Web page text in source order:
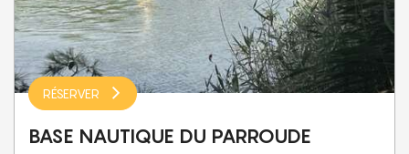
RÉSERVER
BASE NAUTIQUE DU PARROUDE